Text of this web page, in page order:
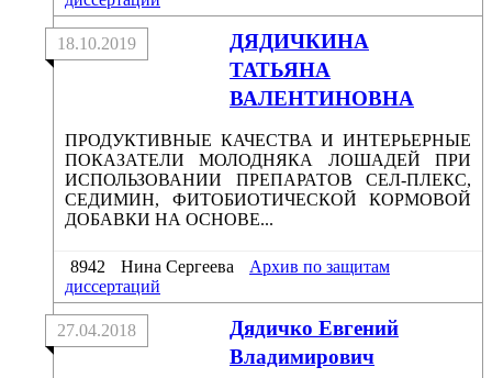
ДЯДИЧКИНА
ТАТЬЯНА
ВАЛЕНТИНОВНА
18.10.2019
ПРОДУКТИВНЫЕ КАЧЕСТВА И ИНТЕРЬЕРНЫЕ
ПОКАЗАТЕЛИ МОЛОДНЯКА ЛОШАДЕЙ ПРИ
ИСПОЛЬЗОВАНИИ ПРЕПАРАТОВ СЕЛ-ПЛЕКС,
СЕДИМИН, ФИТОБИОТИЧЕСКОЙ КОРМОВОЙ
ДОБАВКИ НА ОСНОВЕ...
8942 Нина Сергеева
Архив по защитам
диссертаций
Дядичко Евгений
Владимирович
27.04.2018